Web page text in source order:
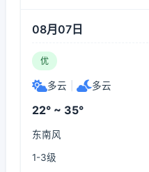
08月07日
优
多云 多云
22° ~ 35°
东南风
1-3级